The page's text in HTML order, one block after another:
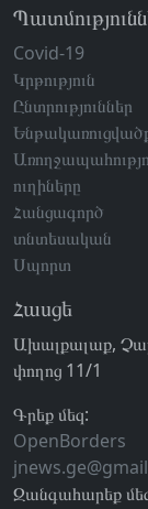
Covid-19
Կրթություն
Ընտրություններ
ուղիները
Հանցագործ
տնտեսական
Սպորտ
Հասցե
Ախալքալաք,
փողոց 11/1
Գրեք մեզ:
OpenBorders
Զանգահարեք